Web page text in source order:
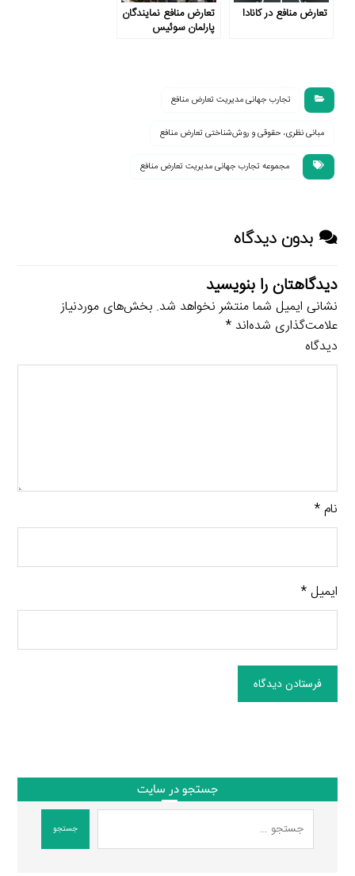
تعارض منافع در کانادا
تعارض منافع نمایندگان
پارلمان سوئیس
تجارب جهانی مدیریت تعارض منافع
مبانی نظری، حقوقی و روش‌شناختی تعارض منافع
مجموعه تجارب جهانی مدیریت تعارض منافع
بدون دیدگاه
دیدگاهتان را بنویسید
نشانی ایمیل شما منتشر نخواهد شد. بخش‌های موردنیاز
علامت‌گذاری شده‌اند*
دیدگاه
نام*
ایمیل*
فرستادن دیدگاه
جستجو در سایت
جستجو